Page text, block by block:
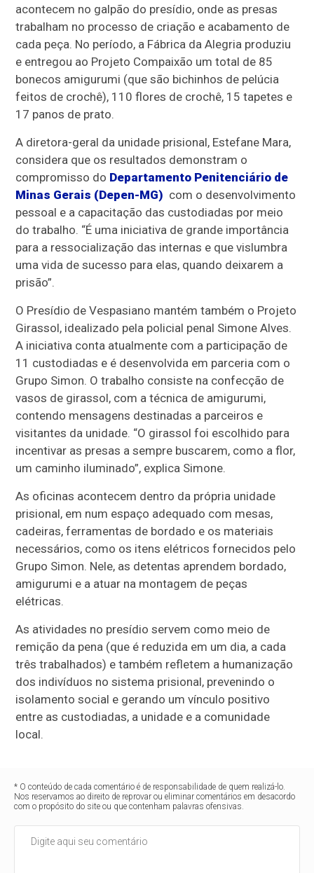
acontecem no galpão do presídio, onde as presas
trabalham no processo de criação e acabamento de
cada peça. No período, a Fábrica da Alegria produziu
e entregou ao Projeto Compaixão um total de 85
bonecos amigurumi (que são bichinhos de pelúcia
feitos de crochê), 110 flores de crochê, 15 tapetes e
17 panos de prato.
A diretora-geral da unidade prisional, Estefane Mara,
considera que os resultados demonstram o
compromisso do Departamento Penitenciário de
Minas Gerais (Depen-MG) com o desenvolvimento
pessoal e a capacitação das custodiadas por meio
do trabalho. “É uma iniciativa de grande importância
para a ressocialização das internas e que vislumbra
uma vida de sucesso para elas, quando deixarem a
prisão”.
O Presídio de Vespasiano mantém também o Projeto
Girassol, idealizado pela policial penal Simone Alves.
A iniciativa conta atualmente com a participação de
11 custodiadas e é desenvolvida em parceria com o
Grupo Simon. O trabalho consiste na confecção de
vasos de girassol, com a técnica de amigurumi,
contendo mensagens destinadas a parceiros e
visitantes da unidade. “O girassol foi escolhido para
incentivar as presas a sempre buscarem, como a flor,
um caminho iluminado”, explica Simone.
As oficinas acontecem dentro da própria unidade
prisional, em num espaço adequado com mesas,
cadeiras, ferramentas de bordado e os materiais
necessários, como os itens elétricos fornecidos pelo
Grupo Simon. Nele, as detentas aprendem bordado,
amigurumi e a atuar na montagem de peças
elétricas.
As atividades no presídio servem como meio de
remição da pena (que é reduzida em um dia, a cada
três trabalhados) e também refletem a humanização
dos indivíduos no sistema prisional, prevenindo o
isolamento social e gerando um vínculo positivo
entre as custodiadas, a unidade e a comunidade
local.
* O conteúdo de cada comentário é de responsabilidade de quem realizá-lo.
Nos reservamos ao direito de reprovar ou eliminar comentários em desacordo
com o propósito do site ou que contenham palavras ofensivas.